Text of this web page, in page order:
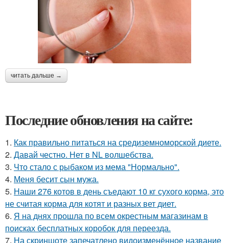
читать дальше →
Последние обновления на сайте:
1. Как правильно питаться на средиземноморской диете.
2. Давай честно. Нет в NL волшебства.
3. Что стало с рыбаком из мема "Нормально".
4. Меня бесит сын мужа.
5. Наши 276 котов в день съедают 10 кг сухого корма, это
не считая корма для котят и разных вет диет.
6. Я на днях прошла по всем окрестным магазинам в
поисках бесплатных коробок для переезда.
7. На скриншоте запечатлено видоизменённое название